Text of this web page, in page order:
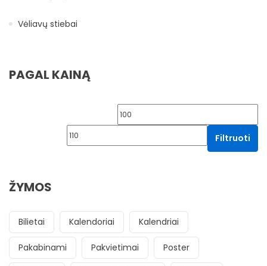
Vėliavų stiebai
PAGAL KAINĄ
Min kaina
Filtruoti
ŽYMOS
Bilietai Kalendoriai Kalendriai
Pakabinami Pakvietimai Poster